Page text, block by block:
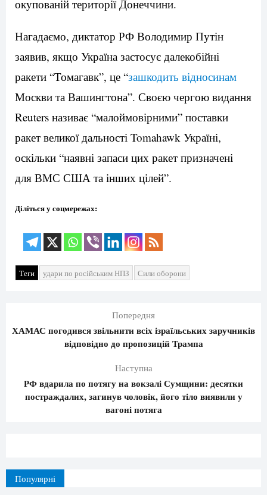
окупованій території Донеччини.
Нагадаємо, диктатор РФ Володимир Путін
заявив, якщо Україна застосує далекобійні
ракети “Томагавк”, це “зашкодить відносинам
Москви та Вашингтона”. Своєю чергою видання
Reuters називає “малоймовірними” поставки
ракет великої дальності Tomahawk Україні,
оскільки “наявні запаси цих ракет призначені
для ВМС США та інших цілей”.
Діліться у соцмережах:
Теги удари по російським НПЗ Сили оборони
Попередня
ХАМАС погодився звільнити всіх ізраїльських заручників
відповідно до пропозицій Трампа
Наступна
РФ вдарила по потягу на вокзалі Сумщини: десятки
постраждалих, загинув чоловік, його тіло виявили у
вагоні потяга
Популярні